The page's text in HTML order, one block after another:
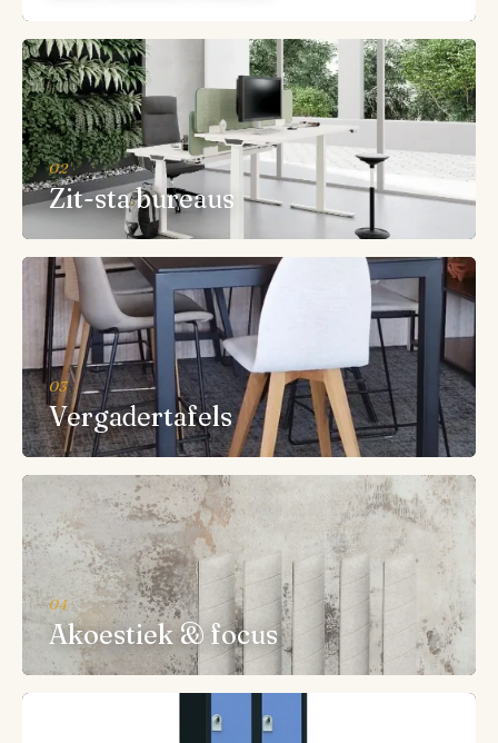
02
Zit-sta bureaus
03
Vergadertafels
04
Akoestiek & focus